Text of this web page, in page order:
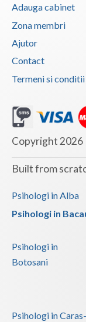
Adauga cabinet
Zona membri
Ajutor
Contact
Termeni si conditii
Copyright 2026
Built from
Psihologi in Alba
Psihologi in
Psihologi in
Botosani
Psihologi in Caras-